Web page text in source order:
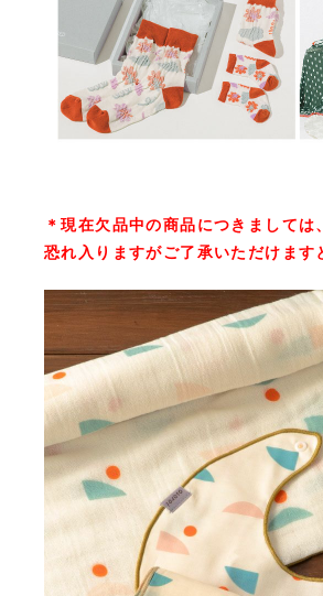
＊現在欠品中の商品につきましては
恐れ入りますがご了承いただけます